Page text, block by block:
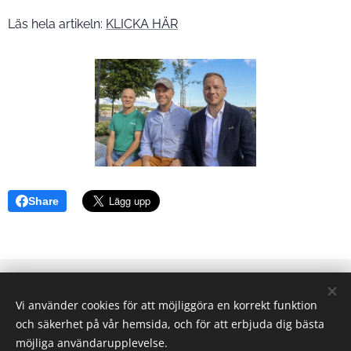
Läs hela artikeln: KLICKA HÄR
Share
Västnyland | Alla rättigheter förbehållna.
info@inmybackyard.fi Cookies
Vi använder cookies för att möjliggöra en korrekt funktion
och säkerhet på vår hemsida, och för att erbjuda dig bästa
möjliga användarupplevelse.